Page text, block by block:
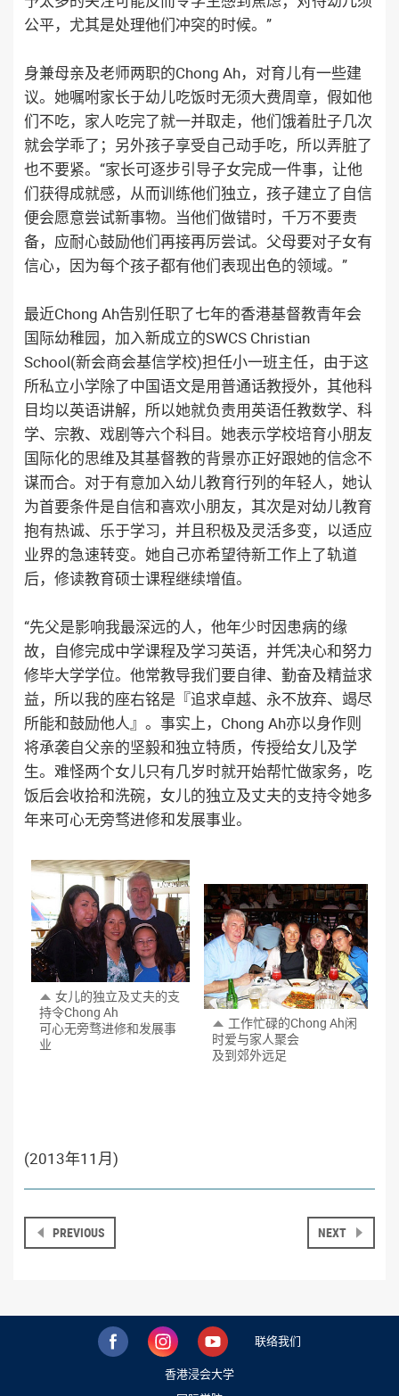
公平，尤其是处理他们冲突的时候。”
身兼母亲及老师两职的Chong Ah，对育儿有一些建
议。她嘱咐家长于幼儿吃饭时无须大费周章，假如他
们不吃，家人吃完了就一并取走，他们饿着肚子几次
就会学乖了；另外孩子享受自己动手吃，所以弄脏了
也不要紧。“家长可逐步引导子女完成一件事，让他
们获得成就感，从而训练他们独立，孩子建立了自信
便会愿意尝试新事物。当他们做错时，千万不要责
备，应耐心鼓励他们再接再厉尝试。父母要对子女有
信心，因为每个孩子都有他们表现出色的领域。”
最近Chong Ah告别任职了七年的香港基督教青年会
国际幼稚园，加入新成立的SWCS Christian
School(新会商会基信学校)担任小一班主任，由于这
所私立小学除了中国语文是用普通话教授外，其他科
目均以英语讲解，所以她就负责用英语任教数学、科
学、宗教、戏剧等六个科目。她表示学校培育小朋友
国际化的思维及其基督教的背景亦正好跟她的信念不
谋而合。对于有意加入幼儿教育行列的年轻人，她认
为首要条件是自信和喜欢小朋友，其次是对幼儿教育
抱有热诚、乐于学习，并且积极及灵活多变，以适应
业界的急速转变。她自己亦希望待新工作上了轨道
后，修读教育硕士课程继续增值。
“先父是影响我最深远的人，他年少时因患病的缘
故，自修完成中学课程及学习英语，并凭决心和努力
修毕大学学位。他常教导我们要自律、勤奋及精益求
益，所以我的座右铭是『追求卓越、永不放弃、竭尽
所能和鼓励他人』。事实上，Chong Ah亦以身作则
将承袭自父亲的坚毅和独立特质，传授给女儿及学
生。难怪两个女儿只有几岁时就开始帮忙做家务，吃
饭后会收拾和洗碗，女儿的独立及丈夫的支持令她多
年来可心无旁骛进修和发展事业。
女儿的独立及丈夫的支
持令Chong Ah
可心无旁骛进修和发展事
业
工作忙碌的Chong Ah闲
时爱与家人聚会
及到郊外远足
(2013年11月)
PREVIOUS NEXT
联络我们
香港浸会大学